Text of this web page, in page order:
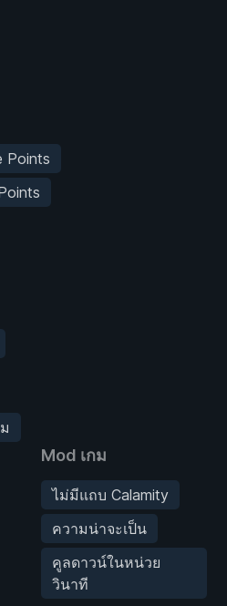
Points
Mod เกม
ไม่มีแถบ Calamity
ความน่าจะเป็น
คูลดาวน์ในหน่วย
วินาที